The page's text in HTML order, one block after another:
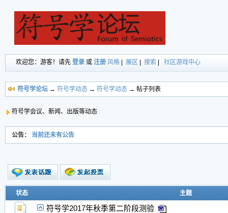
欢迎您：游客！请先 登录 或 注册 风格 展区 搜索 社区游戏中心
符号学论坛 → 符号学动态 → 符号学动态 → 帖子列表
符号学会议、新闻、出版等动态
公告： 当前还未有公告
新的主题
投票帖
状态 主题
符号学2017年秋季第二阶段测验